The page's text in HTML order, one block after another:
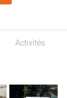
Activités